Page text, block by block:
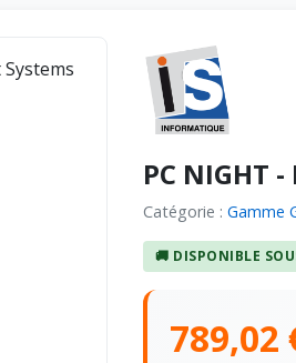
PC NIGHT -
Catégorie : Gamme
🚚 DISPONIBLE
789,02